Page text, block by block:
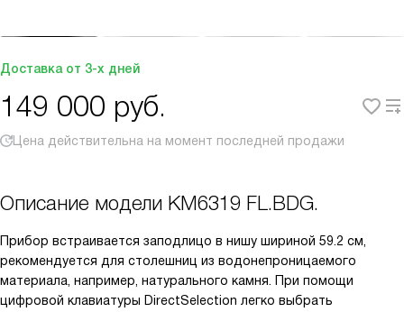
Доставка от 3-х дней
149 000 руб.
Цена действительна на момент последней продажи
Описание модели KM6319 FL.BDG.
Прибор встраивается заподлицо в нишу шириной 59.2 см,
рекомендуется для столешниц из водонепроницаемого
материала, например, натурального камня. При помощи
цифровой клавиатуры DirectSelection легко выбрать